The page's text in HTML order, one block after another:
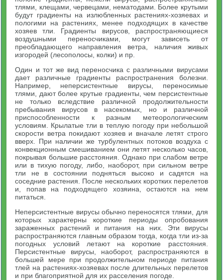
тлями, клещами, червецами, нематодами. Более крутыми
будут градиенты на излюбленных растениях-хозяевах и
пологими на растениях, менее подходящих в качестве
хозяев тли. Градиенты вирусов, распространяющиеся
воздушными переносчиками, могут зависеть от
преобладающего направления ветра, наличия живых
изгородей (лесополосы, колки) и пр.
Один и тот же вид переносчика с различными вирусами
дает различные градиенты распространения болезни.
Например, неперсистентные вирусы, переносимые
тлями, дают более крутые градиенты, чем персистентные
не только вследствие различной продолжительности
пребывания вирусов в насекомых, но и различной
приспособленности к разным метеорологическим
условиям. Крылатые тли в теплую погоду при небольшой
скорости ветра покидают хозяев и вначале летят строго
вверх. При наличии же турбулентных потоков воздуха с
конвекционным смешиванием они летят несколько часов,
покрывая большие расстояния. Однако при слабом ветре
или в тихую погоду, либо, наоборот, при сильном ветре
тли не в состоянии подняться высоко и садятся на
соседние растения. После нескольких коротких перелетов
и, попав на подходящего хозяина, остаются на нем
питаться.
Неперсистентные вирусы обычно переносятся тлями, для
которых характерны короткие периоды опробования
зараженных растений и питания на них. Эти вирусы
распространяются главным образом тогда, когда тли из-за
погодных условий летают на короткие расстояния.
Персистентные вирусы, наоборот, распространяются в
большей мере при продолжительном периоде питания
тлей на растениях-хозяевах после длительных перелетов
и при благоприятной для их расселения погоде.